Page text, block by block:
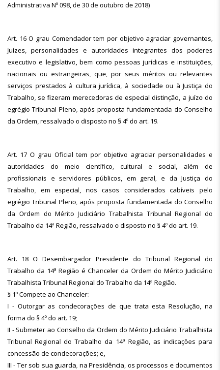
Administrativa Nº 098, de 30 de outubro de 2018)
Art. 16 O grau Comendador tem por objetivo agraciar governantes,
Juízes, personalidades e autoridades integrantes dos poderes
executivo e legislativo, bem como pessoas jurídicas e instituições,
nacionais ou estrangeiras, que, por seus méritos ou relevantes
serviços prestados à cultura jurídica, à sociedade ou à Justiça do
Trabalho, se fizeram merecedoras de especial distinção, a juízo do
egrégio Tribunal Pleno, após proposta fundamentada do Conselho
da Ordem, ressalvado o disposto no § 4º do art. 19.
Art. 17 O grau Oficial tem por objetivo agraciar personalidades e
autoridades do meio científico, cultural e social, além de
profissionais e servidores públicos, em geral, e da Justiça do
Trabalho, em especial, nos casos considerados cabíveis pelo
egrégio Tribunal Pleno, após proposta fundamentada do Conselho
da Ordem do Mérito Judiciário Trabalhista Tribunal Regional do
Trabalho da 14ª Região, ressalvado o disposto no § 4º do art. 19.
Art. 18 O Desembargador Presidente do Tribunal Regional do
Trabalho da 14ª Região é Chanceler da Ordem do Mérito Judiciário
Trabalhista Tribunal Regional do Trabalho da 14ª Região.
§ 1º Compete ao Chanceler:
I - Outorgar as condecorações de que trata esta Resolução, na
forma do § 4º do art. 19;
II - Submeter ao Conselho da Ordem do Mérito Judiciário Trabalhista
Tribunal Regional do Trabalho da 14ª Região, as indicações para
concessão de condecorações; e,
III - Ter sob sua guarda, na Presidência, os processos e documentos